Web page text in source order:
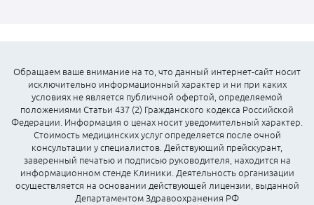
Обращаем ваше внимание на то, что данный интернет-сайт носит
исключительно информационный характер и ни при каких
условиях не является публичной офертой, определяемой
положениями Статьи 437 (2) Гражданского кодекса Российской
Федерации. Информация о ценах носит уведомительный характер.
Стоимость медицинских услуг определяется после очной
консультации у специалистов. Действующий прейскурант,
заверенный печатью и подписью руководителя, находится на
информационном стенде Клиники. Деятельность организации
осуществляется на основании действующей лицензии, выданной
Департаментом Здравоохранения РФ